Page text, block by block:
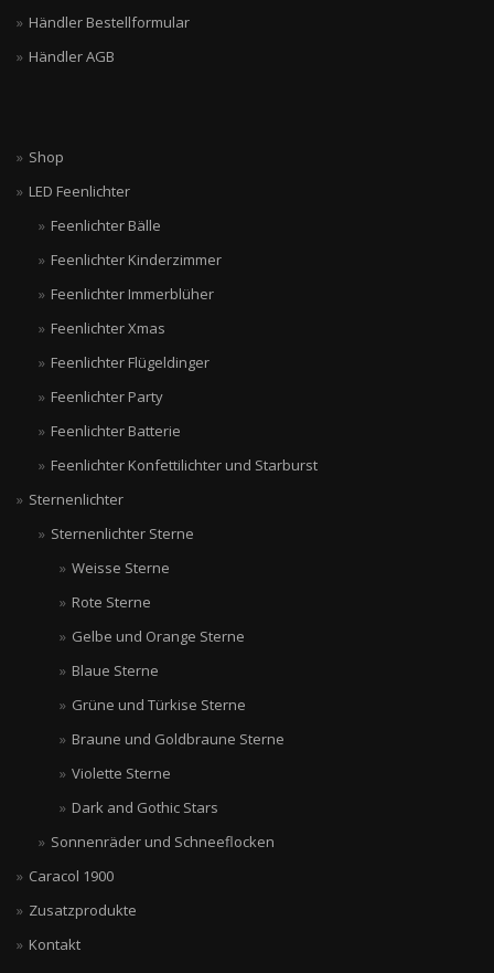
Händler Bestellformular
Händler AGB
Shop
LED Feenlichter
Feenlichter Bälle
Feenlichter Kinderzimmer
Feenlichter Immerblüher
Feenlichter Xmas
Feenlichter Flügeldinger
Feenlichter Party
Feenlichter Batterie
Feenlichter Konfettilichter und Starburst
Sternenlichter
Sternenlichter Sterne
Weisse Sterne
Rote Sterne
Gelbe und Orange Sterne
Blaue Sterne
Grüne und Türkise Sterne
Braune und Goldbraune Sterne
Violette Sterne
Dark and Gothic Stars
Sonnenräder und Schneeflocken
Caracol 1900
Zusatzprodukte
Kontakt